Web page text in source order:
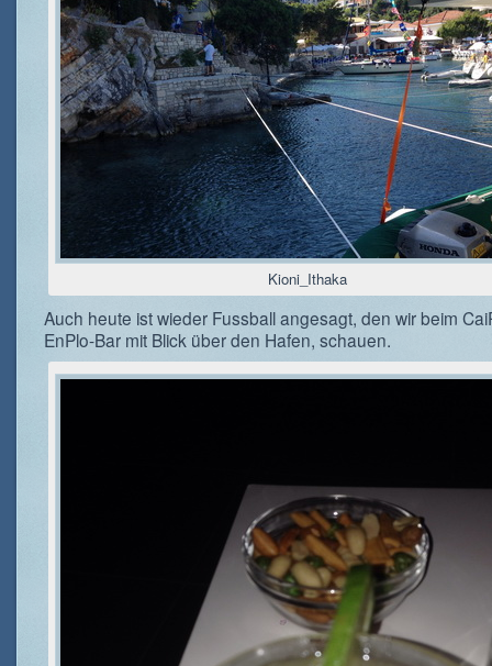
Kioni_Ithaka
Auch heute ist wieder Fussball angesagt, den wir beim
EnPlo-Bar mit Blick über den Hafen, schauen.